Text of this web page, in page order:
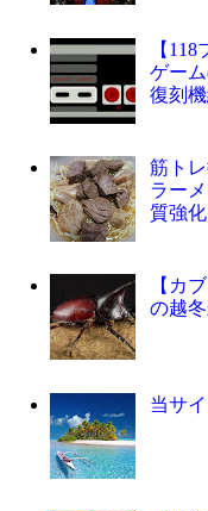
【
ゲー
復刻
筋ト
ラー
質強化
【カ
の越
当サ